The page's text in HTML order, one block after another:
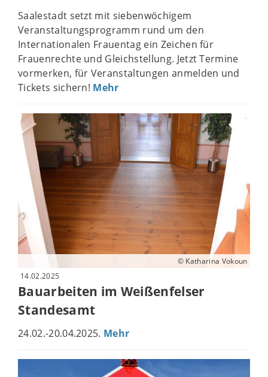
Saalestadt setzt mit siebenwöchigem
Veranstaltungsprogramm rund um den
Internationalen Frauentag ein Zeichen für
Frauenrechte und Gleichstellung. Jetzt Termine
vormerken, für Veranstaltungen anmelden und
Tickets sichern! Mehr
© Katharina Vokoun
14.02.2025
Bauarbeiten im Weißenfelser
Standesamt
24.02.-20.04.2025. Mehr